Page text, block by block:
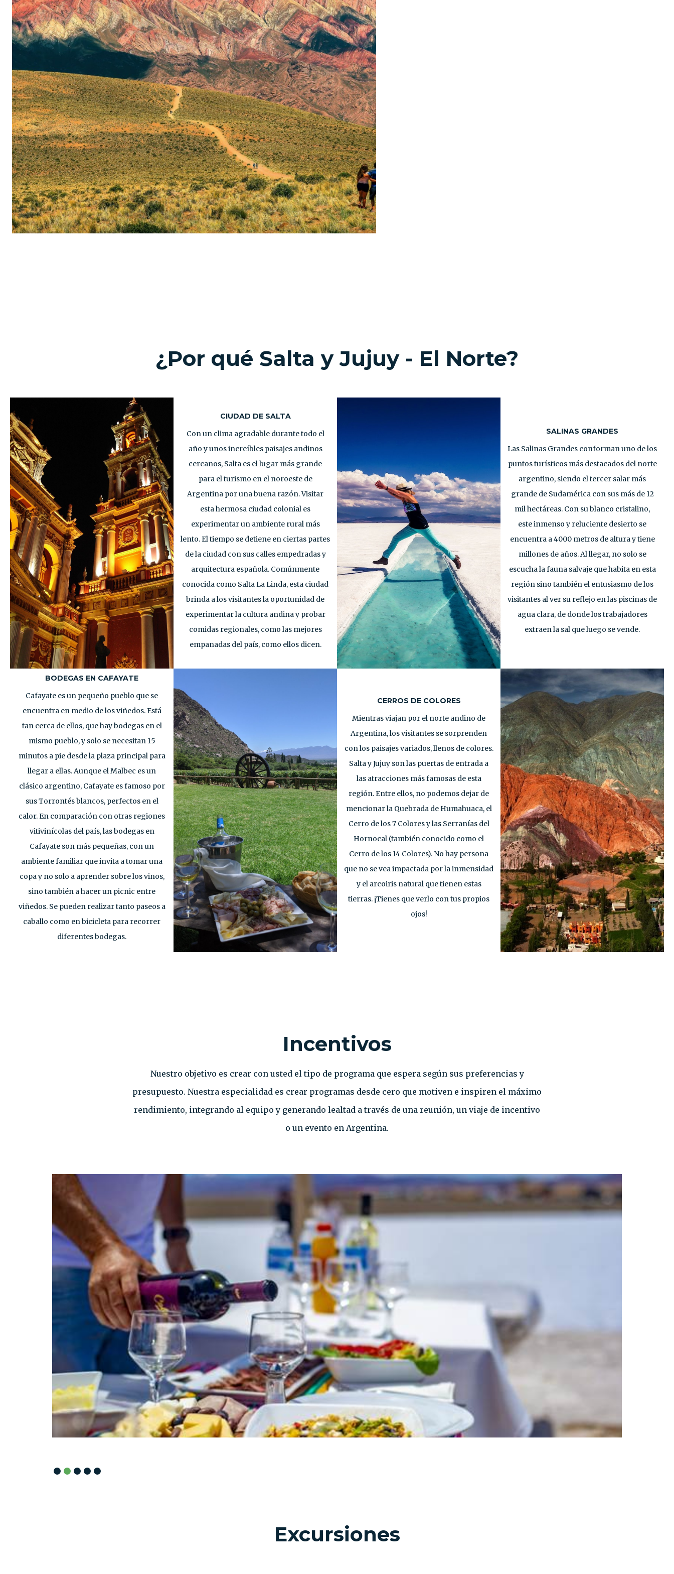
Esta región nos permite conectarnos con la cultura andina en cada
pequeño pueblo a través de la gastronomía y los mercados. Desde
Salta podemos acceder a andar en bicicleta a través de viñedos,
caminar con llamas por las surrealistas Salinas Grandes, caminar a
remotos sitios arqueológicos, bailar con música folclórica animada,
montar a caballo por impresionantes cañones y muchas más
experiencias únicas.
En esta región también se producen excelentes vinos de altura,
especialmente en la zona de Cafayate. Hermosas bodegas y viñedos
de altura ofrecen programas para pasar el día y maridar sus vinos
con la cocina local.
¿Por qué Salta y Jujuy - El Norte?
CIUDAD DE SALTA
Con un clima agradable durante todo el
año y unos increíbles paisajes andinos
cercanos, Salta es el lugar más grande
para el turismo en el noroeste de
Argentina por una buena razón. Visitar
esta hermosa ciudad colonial es
experimentar un ambiente rural más
lento. El tiempo se detiene en ciertas partes
de la ciudad con sus calles empedradas y
arquitectura española. Comúnmente
conocida como Salta La Linda, esta ciudad
brinda a los visitantes la oportunidad de
experimentar la cultura andina y probar
comidas regionales, como las mejores
empanadas del país, como ellos dicen.
SALINAS GRANDES
Las Salinas Grandes conforman uno de los
puntos turísticos más destacados del norte
argentino, siendo el tercer salar más
grande de Sudamérica con sus más de 12
mil hectáreas. Con su blanco cristalino,
este inmenso y reluciente desierto se
encuentra a 4000 metros de altura y tiene
millones de años. Al llegar, no solo se
escucha la fauna salvaje que habita en esta
región sino también el entusiasmo de los
visitantes al ver su reflejo en las piscinas de
agua clara, de donde los trabajadores
extraen la sal que luego se vende.
BODEGAS EN CAFAYATE
Cafayate es un pequeño pueblo que se
encuentra en medio de los viñedos. Está
tan cerca de ellos, que hay bodegas en el
mismo pueblo, y solo se necesitan 15
minutos a pie desde la plaza principal para
llegar a ellas. Aunque el Malbec es un
clásico argentino, Cafayate es famoso por
sus Torrontés blancos, perfectos en el
calor. En comparación con otras regiones
vitivinícolas del país, las bodegas en
Cafayate son más pequeñas, con un
ambiente familiar que invita a tomar una
copa y no solo a aprender sobre los vinos,
sino también a hacer un picnic entre
viñedos. Se pueden realizar tanto paseos a
caballo como en bicicleta para recorrer
diferentes bodegas.
CERROS DE COLORES
Mientras viajan por el norte andino de
Argentina, los visitantes se sorprenden
con los paisajes variados, llenos de colores.
Salta y Jujuy son las puertas de entrada a
las atracciones más famosas de esta
región. Entre ellos, no podemos dejar de
mencionar la Quebrada de Humahuaca, el
Cerro de los 7 Colores y las Serranías del
Hornocal (también conocido como el
Cerro de los 14 Colores). No hay persona
que no se vea impactada por la inmensidad
y el arcoiris natural que tienen estas
tierras. ¡Tienes que verlo con tus propios
ojos!
Incentivos
Nuestro objetivo es crear con usted el tipo de programa que espera según sus preferencias y
presupuesto. Nuestra especialidad es crear programas desde cero que motiven e inspiren el máximo
rendimiento, integrando al equipo y generando lealtad a través de una reunión, un viaje de incentivo
o un evento en Argentina.
Excursiones